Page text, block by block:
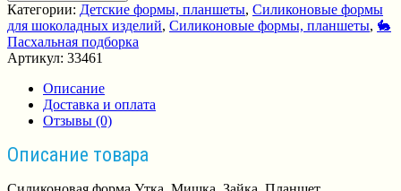
Категории: Детские формы, планшеты, Силиконовые формы
для шоколадных изделий, Силиконовые формы, планшеты, 🐇
Пасхальная подборка
Артикул: 33461
Описание
Доставка и оплата
Отзывы (0)
Описание товара